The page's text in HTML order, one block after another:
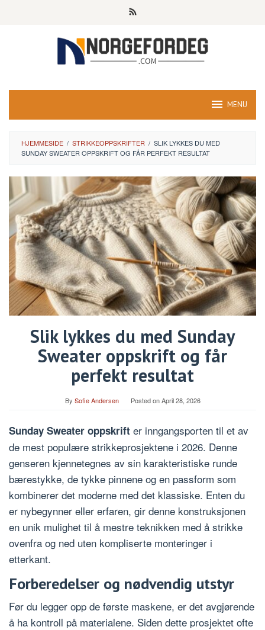
MENU
HJEMMESIDE / STRIKKEOPPSKRIFTER / SLIK LYKKES DU MED
SUNDAY SWEATER OPPSKRIFT OG FÅR PERFEKT RESULTAT
Slik lykkes du med Sunday
Sweater oppskrift og får
perfekt resultat
By Sofie Andersen Posted onApril 28, 2026
Sunday Sweater oppskrift er inngangsporten til et av
de mest populære strikkeprosjektene i 2026. Denne
genseren kjennetegnes av sin karakteristiske runde
bærestykke, de tykke pinnene og en passform som
kombinerer det moderne med det klassiske. Enten du
er nybegynner eller erfaren, gir denne konstruksjonen
en unik mulighet til å mestre teknikken med å strikke
ovenfra og ned uten kompliserte monteringer i
etterkant.
Forberedelser og nødvendig utstyr
Før du legger opp de første maskene, er det avgjørende
å ha kontroll på materialene. Siden dette prosjektet ofte